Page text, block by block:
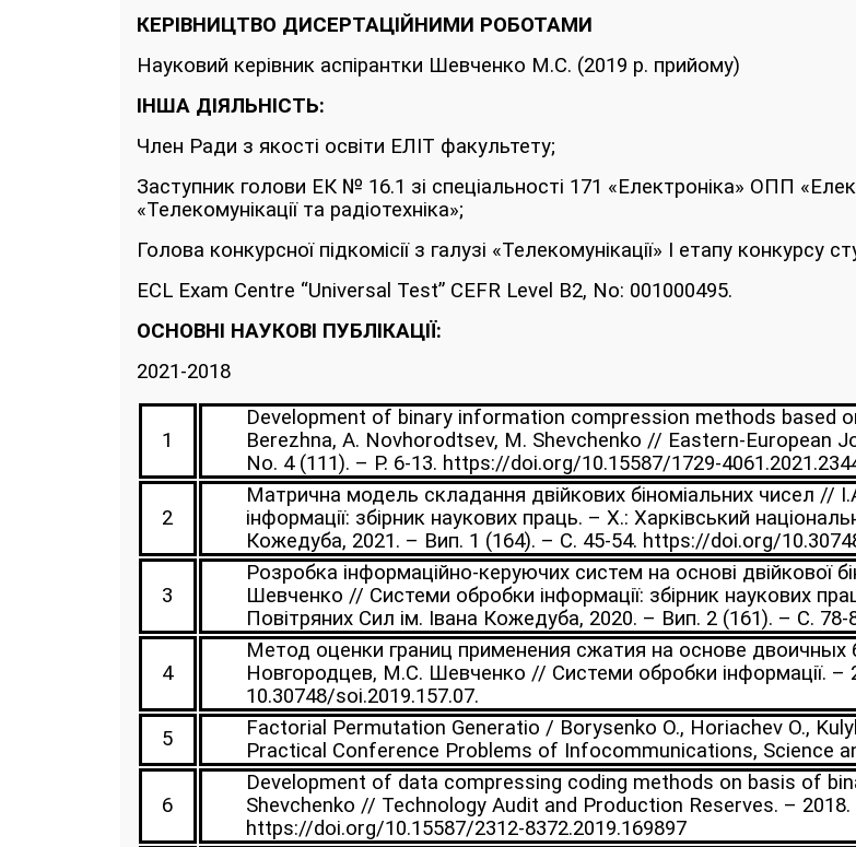
КЕРІВНИЦТВО ДИСЕРТАЦІЙНИМИ РОБОТАМИ
Науковий керівник аспірантки Шевченко М.С. (2019 р. прийому)
ІНША ДІЯЛЬНІСТЬ:
Член Ради з якості освіти ЕЛІТ факультету;
Заступник голови ЕК № 16.1 зі спеціальності 171 «Електроніка» ОПП
«Телекомунікації та радіотехніка»;
Голова конкурсної підкомісії з галузі «Телекомунікації» І етапу конкурсу
ECL Exam Centre “Universal Test” CEFR Level B2, No: 001000495.
ОСНОВНІ НАУКОВІ ПУБЛІКАЦІЇ:
2021-2018
1
Development of binary information compression methods based
Berezhna, A. Novhorodtsev, M. Shevchenko // Eastern-European
No. 4 (111). – P. 6-13. https://doi.org/10.15587/1729-
2
Матрична модель складання двійкових біноміальних чисел
інформації: збірник наукових праць. – Х.: Харківський
Кожедуба, 2021. – Вип. 1 (164). – С. 45-54. https://doi.org/
3
Розробка інформаційно-керуючих систем на основі двійкової
Шевченко // Системи обробки інформації: збірник наукових
Повітряних Сил ім. Івана Кожедуба, 2020. – Вип. 2 (161). – С.
4
Метод оценки границ применения сжатия на основе
Новгородцев, М.С. Шевченко // Системи обробки інформації.
10.30748/soi.2019.157.07.
5
Factorial Permutation Generatio / Borysenko O., Horiachev O.,
Practical Conference Problems of Infocommunications, Science
6
Development of data compressing coding methods on basis of
Shevchenko // Technology Audit and Production Reserves. –
https://doi.org/10.15587/2312-8372.2019.169897